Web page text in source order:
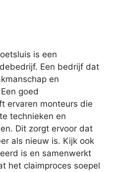
is een
Een bedrijf dat
en
goed
ervaren monteurs die
technieken en
Dit zorgt ervoor dat
als nieuw is. Kijk ook
is en samenwerkt
het claimproces soepel